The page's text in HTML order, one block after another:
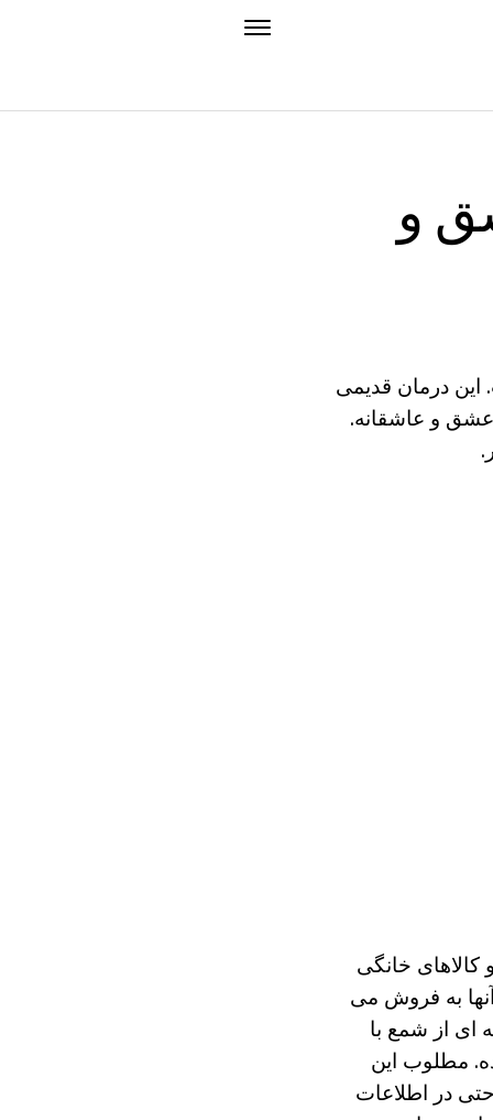
و
درمان قدیمی
و عاشقانه.
خانگی
به فروش می
ای از شمع با
مطلوب این
در اطلاعات